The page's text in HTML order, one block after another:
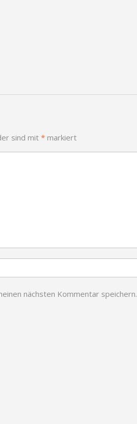
sind mit * markiert
nächsten Kommentar speichern.